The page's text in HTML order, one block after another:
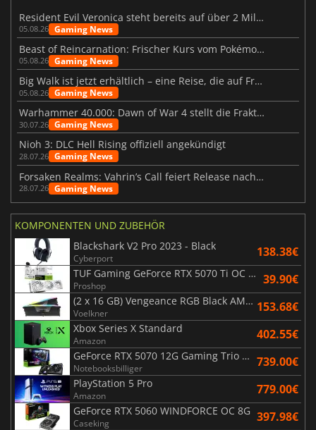
Resident Evil Veronica steht bereits auf über 2 Millionen Wunschlisten
05.08.26 Gaming News
Beast of Reincarnation: Frischer Kurs vom Pokémon-Studio
05.08.26 Gaming News
Big Walk ist jetzt erhältlich – eine Reise, die auf Freundschaft basiert
05.08.26 Gaming News
Warhammer 40.000: Dawn of War 4 stellt die Fraktion der Necrons vor
30.07.26 Gaming News
Nioh 3: DLC Hell Rising offiziell angekündigt
28.07.26 Gaming News
Forsaken Realms: Vahrin’s Call feiert Release nach 10 Jahren
28.07.26 Gaming News
KOMPONENTEN UND ZUBEHÖR
Blackshark V2 Pro 2023 - Black
Cyberport 138.38€
TUF Gaming GeForce RTX 5070 Ti OC White Edition 16GB
Proshop 39.90€
(2 x 16 GB) Vengeance RGB Black AMD Expo 6000 MHz - CAS 30
Voelkner 153.68€
Xbox Series X Standard
Amazon 402.55€
GeForce RTX 5070 12G Gaming Trio OC Black
Notebooksbilliger 739.00€
PlayStation 5 Pro
Amazon 779.00€
GeForce RTX 5060 WINDFORCE OC 8G
Caseking 397.98€